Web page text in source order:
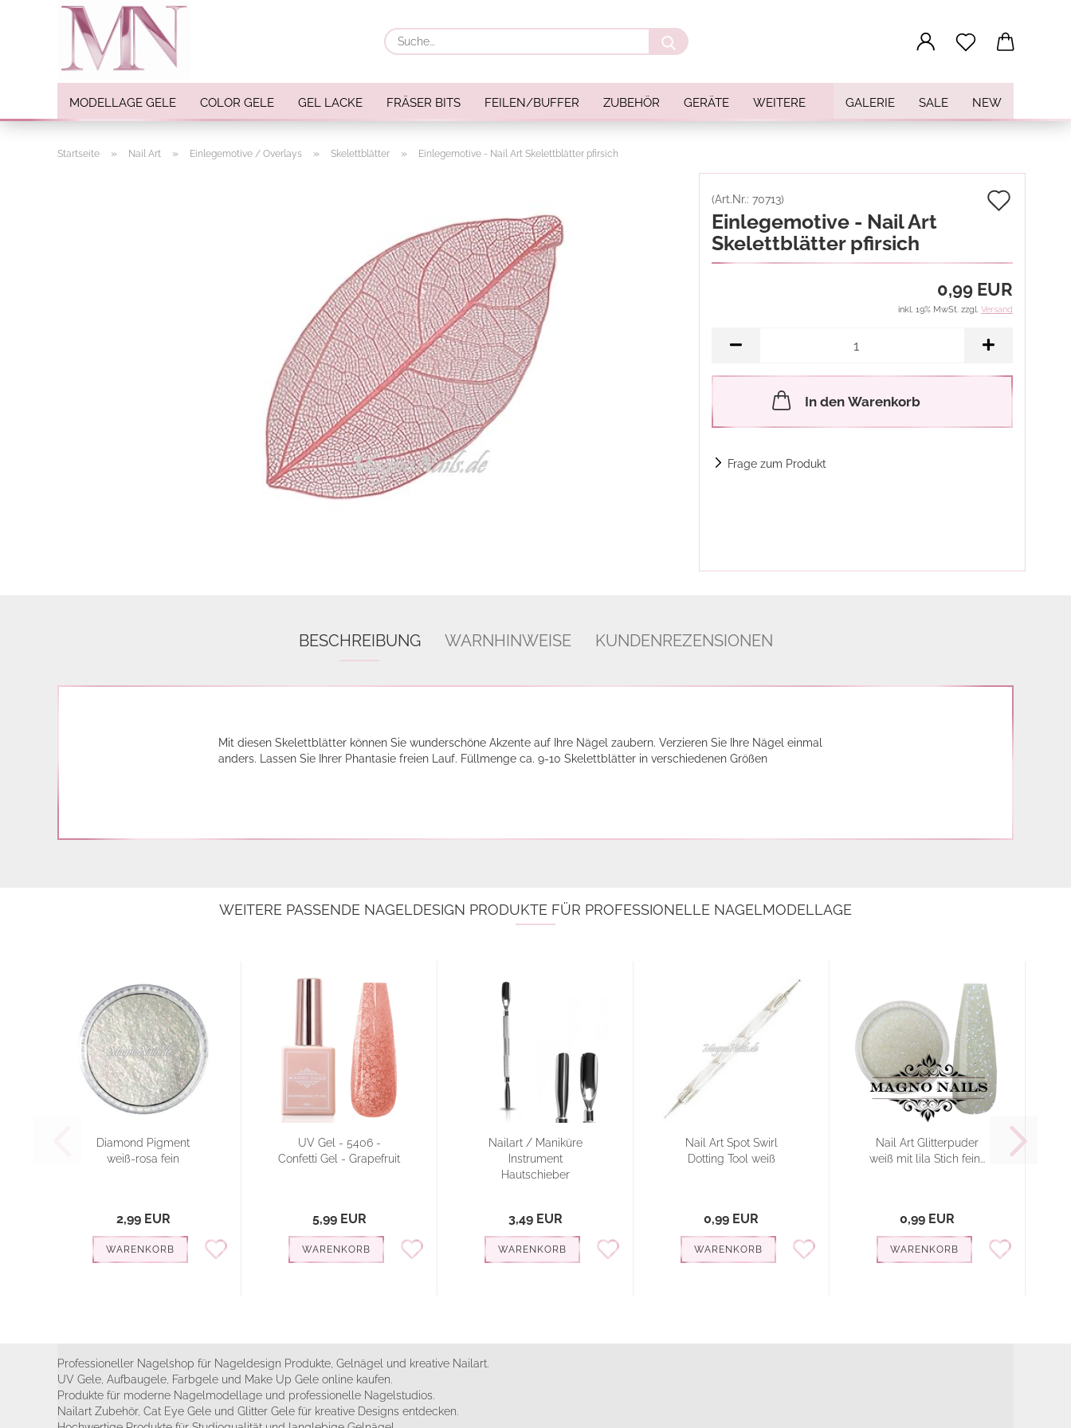
Suche...
MODELLAGE GELE COLOR GELE GEL LACKE FRÄSER BITS FEILEN/BUFFER ZUBEHÖR GERÄTE GALERIE SALE NEW
WEITERE
Feine Acrylfarbe / Aquarell
Startseite » Nail Art » Einlegemotive / Overlays » Skelettblätter » Einlegemotive - Nail Art Skelettblätter pfirsich
(Art.Nr.: 70713)
Einlegemotive - Nail Art
Skelettblätter pfirsich
0,99 EUR
inkl. 19% MwSt. zzgl. Versand
In den Warenkorb
Frage zum Produkt
BESCHREIBUNG WARNHINWEISE KUNDENREZENSIONEN
Mit diesen Skelettblätter können Sie wunderschöne Akzente auf Ihre Nägel zaubern. Verzieren Sie Ihre Nägel einmal
anders. Lassen Sie Ihrer Phantasie freien Lauf. Füllmenge ca. 9-10 Skelettblätter in verschiedenen Größen
WEITERE PASSENDE NAGELDESIGN PRODUKTE FÜR PROFESSIONELLE NAGELMODELLAGE
Diamond Pigment
weiß-rosa fein
2,99 EUR
WARENKORB
UV Gel - 5406 -
Confetti Gel - Grapefruit
5,99 EUR
WARENKORB
Nailart / Maniküre
Instrument
Hautschieber
3,49 EUR
WARENKORB
Nail Art Spot Swirl
Dotting Tool weiß
0,99 EUR
WARENKORB
Nail Art Glitterpuder
weiß mit lila Stich fein...
0,99 EUR
WARENKORB
Professioneller Nagelshop für Nageldesign Produkte, Gelnägel und kreative Nailart.
UV Gele, Aufbaugele, Farbgele und Make Up Gele online kaufen.
Produkte für moderne Nagelmodellage und professionelle Nagelstudios.
Nailart Zubehör, Cat Eye Gele und Glitter Gele für kreative Designs entdecken.